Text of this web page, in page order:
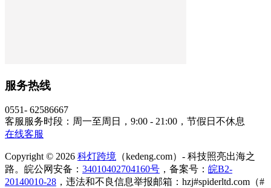
服务热线
0551- 62586667
客服服务时段：周一至周日，9:00 - 21:00，节假日不休息
在线客服
Copyright © 2026 科灯跨境 （kedeng.com）- 科技照亮出海之
路。皖公网安备： 34010402704160号 ，备案号： 皖B2-
20140010-28 ，违法和不良信息举报邮箱：hzj#spiderltd.com（#